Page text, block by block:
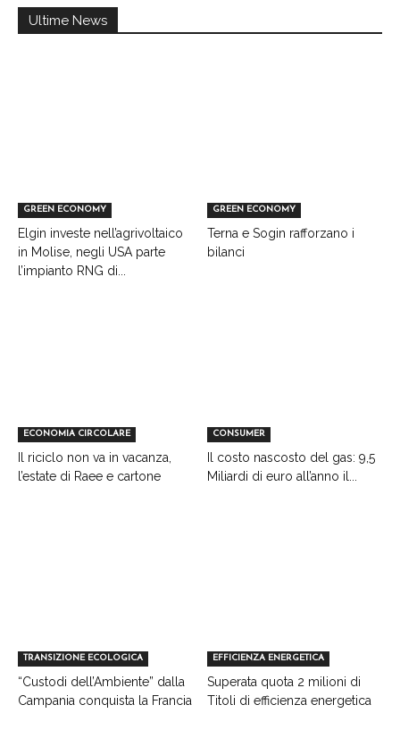
Ultime News
GREEN ECONOMY
Elgin investe nell’agrivoltaico
in Molise, negli USA parte
l’impianto RNG di...
GREEN ECONOMY
Terna e Sogin rafforzano i
bilanci
ECONOMIA CIRCOLARE
Il riciclo non va in vacanza,
l’estate di Raee e cartone
CONSUMER
Il costo nascosto del gas: 9,5
Miliardi di euro all’anno il...
TRANSIZIONE ECOLOGICA
“Custodi dell’Ambiente” dalla
Campania conquista la Francia
EFFICIENZA ENERGETICA
Superata quota 2 milioni di
Titoli di efficienza energetica